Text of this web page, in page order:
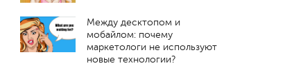
Между десктопом и
мобайлом: почему
маркетологи не используют
новые технологии?